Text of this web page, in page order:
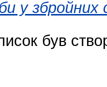
у збройних
був